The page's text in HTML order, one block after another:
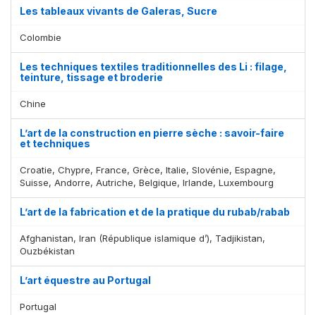
Les tableaux vivants de Galeras, Sucre
Colombie
Les techniques textiles traditionnelles des Li : filage,
teinture, tissage et broderie
Chine
L’art de la construction en pierre sèche : savoir-faire
et techniques
Croatie, Chypre, France, Grèce, Italie, Slovénie, Espagne,
Suisse, Andorre, Autriche, Belgique, Irlande, Luxembourg
L’art de la fabrication et de la pratique du rubab/rabab
Afghanistan, Iran (République islamique d’), Tadjikistan,
Ouzbékistan
L’art équestre au Portugal
Portugal